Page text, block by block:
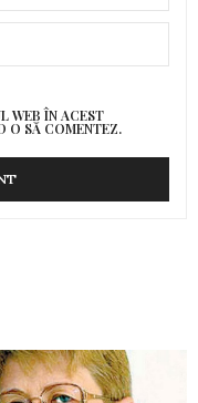
WEB ÎN ACEST
O SĂ COMENTEZ.